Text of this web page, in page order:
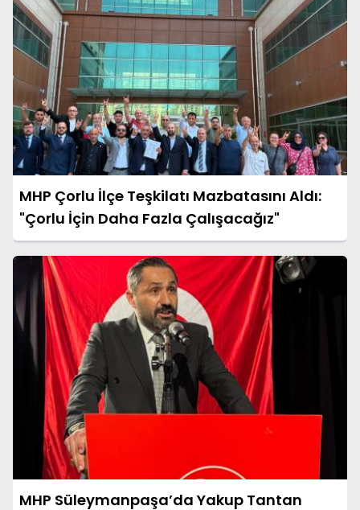
MHP Çorlu İlçe Teşkilatı Mazbatasını Aldı:
"Çorlu İçin Daha Fazla Çalışacağız"
MHP Süleymanpaşa’da Yakup Tantan